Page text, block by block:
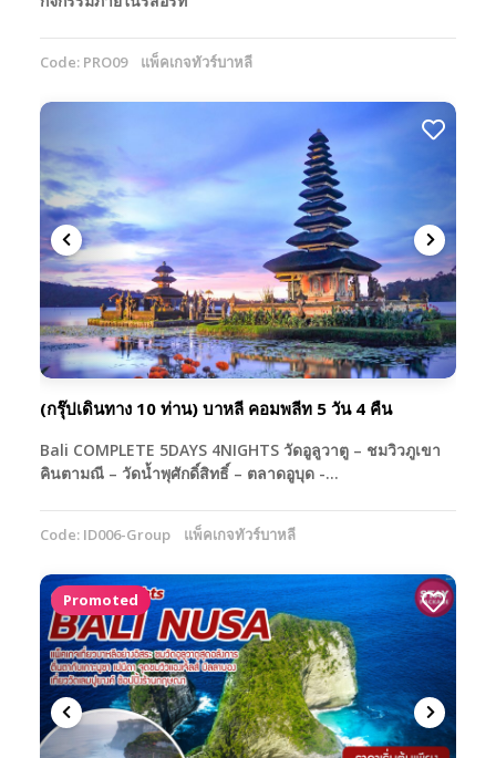
Code: PRO09 แพ็คเกจทัวร์บาหลี
(กรุ๊ปเดินทาง 10 ท่าน) บาหลี คอมพลีท 5 วัน 4 คืน
Bali COMPLETE 5DAYS 4NIGHTS วัดอูลูวาตู – ชมวิวภูเขา
คินตามณี – วัดน้ำพุศักดิ์สิทธิ์ – ตลาดอูบุด -…
Code: ID006-Group แพ็คเกจทัวร์บาหลี
Promoted